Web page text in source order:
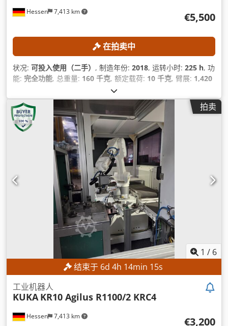
Hessen 7,413 km €5,500
在拍卖中
状况: 可投入使用（二手） , 制造年份: 2018, 运转小时: 225 h, 功
能: 完全功能, 总重量: 160 千克, 额定载荷: 10 千克, 臂展: 1,420
, 轴数:6
拍卖
1 / 6
结束于 6d 4h 14min 13s
Hessen 7,413 km
工业机器人
KUKA KR10 Agilus R1100/2 KRC4
€3,200